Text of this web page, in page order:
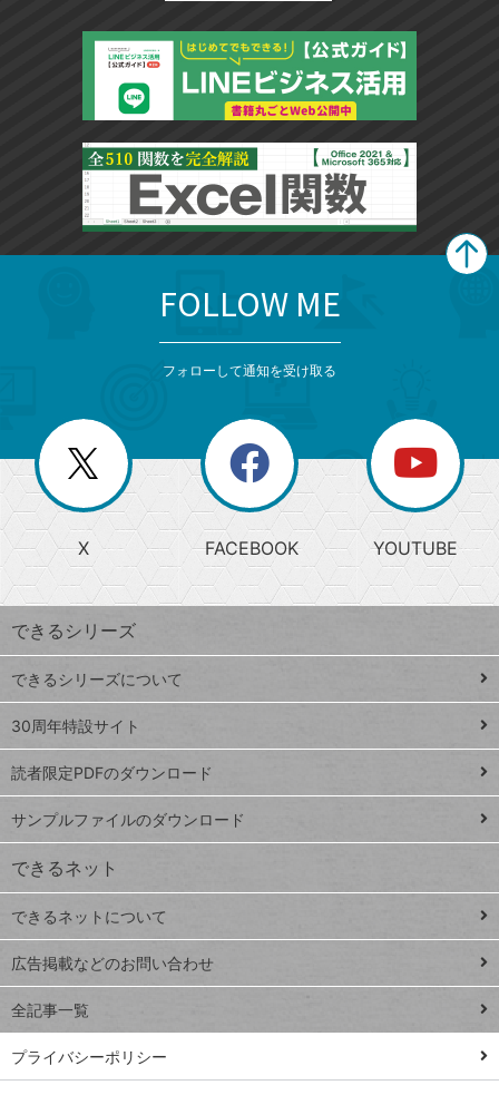
じ
る
search
検
索
上
昇
ワ
ー
ド
Google
スプレ
ッドシ
ート
iPhone
VLOOKUP
close
閉じ
る
閉
じ
る
ー
か
ら
探
す
ト
ッ
プ
ペ
ジ
連載
Excel Q&A
トイアンナ流仕
事術
PowerAutomate
ではじめる業務
の完全自動化
FOLLOW ME
フォローして通知を受け取る
X FACEBOOK YOUTUBE
できるシリーズ
できるシリーズについて
30周年特設サイト
読者限定PDFのダウンロード
サンプルファイルのダウンロード
できるネット
できるネットについて
広告掲載などのお問い合わせ
全記事一覧
プライバシーポリシー